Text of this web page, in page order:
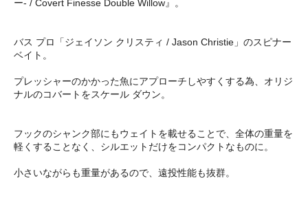
ー- / Covert Finesse Double Willow』。
バス プロ「ジェイソン クリスティ / Jason Christie」のスピナー
ベイト。
プレッシャーのかかった魚にアプローチしやすくする為、オリジ
ナルのコバートをスケール ダウン。
フックのシャンク部にもウェイトを載せることで、全体の重量を
軽くすることなく、シルエットだけをコンパクトなものに。
小さいながらも重量があるので、遠投性能も抜群。